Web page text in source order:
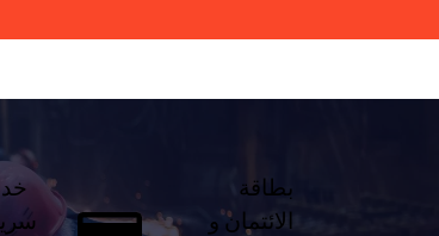
بطاقة
الائتمان و